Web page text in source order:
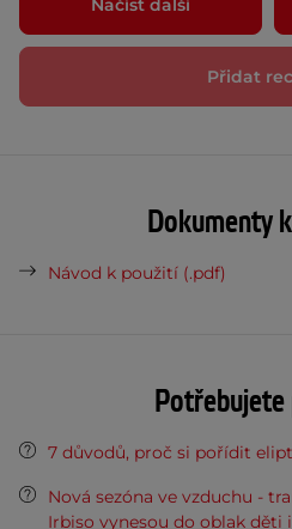
Načíst další
Přidat
Dokumenty
Návod k použití (.pdf)
7 důvodů, proč si pořídit
Nová sezóna ve vzduchu -
Irbiso vynesou do oblak děti